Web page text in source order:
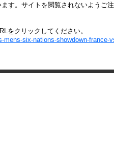
す。サイトを閲覧されないようご
をクリックしてください。
mens-six-nations-showdown-france-